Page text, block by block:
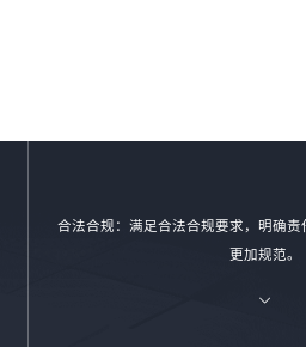
合法合规：满足合法合规要求，明确
更加规范。